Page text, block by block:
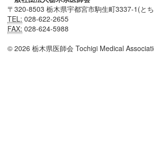
〒320-8503 栃木県宇都宮市駒生町3337-1(と
TEL: 028-622-2655
FAX: 028-624-5988
© 2026 栃木県医師会 Tochigi Medical